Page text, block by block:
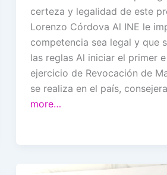
certeza y legalidad de este
Lorenzo Córdova Al INE le
competencia sea legal y que
las reglas Al iniciar el primer
ejercicio de Revocación de
se realiza en el país,
more…